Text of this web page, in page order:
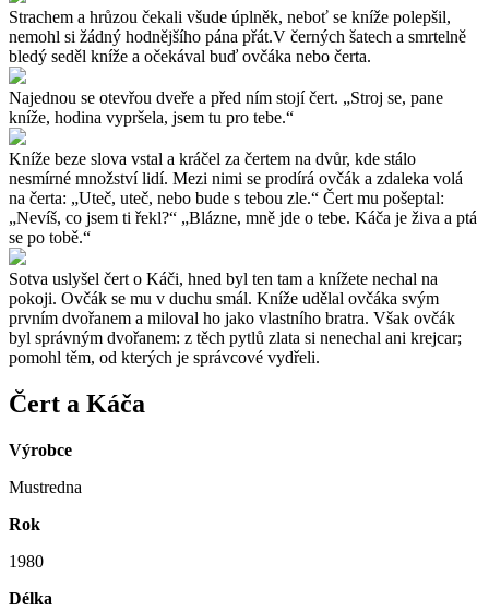
Strachem a hrůzou čekali všude úplněk, neboť se kníže polepšil,
nemohl si žádný hodnějšího pána přát.V černých šatech a smrtelně
bledý seděl kníže a očekával buď ovčáka nebo čerta.
Najednou se otevřou dveře a před ním stojí čert. „Stroj se, pane
kníže, hodina vypršela, jsem tu pro tebe.“
Kníže beze slova vstal a kráčel za čertem na dvůr, kde stálo
nesmírné množství lidí. Mezi nimi se prodírá ovčák a zdaleka volá
na čerta: „Uteč, uteč, nebo bude s tebou zle.“ Čert mu pošeptal:
„Nevíš, co jsem ti řekl?“ „Blázne, mně jde o tebe. Káča je živa a ptá
se po tobě.“
Sotva uslyšel čert o Káči, hned byl ten tam a knížete nechal na
pokoji. Ovčák se mu v duchu smál. Kníže udělal ovčáka svým
prvním dvořanem a miloval ho jako vlastního bratra. Však ovčák
byl správným dvořanem: z těch pytlů zlata si nenechal ani krejcar;
pomohl těm, od kterých je správcové vydřeli.
Čert a Káča
Výrobce
Mustredna
Rok
1980
Délka